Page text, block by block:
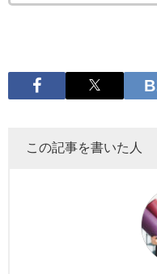
この記事を書いた人